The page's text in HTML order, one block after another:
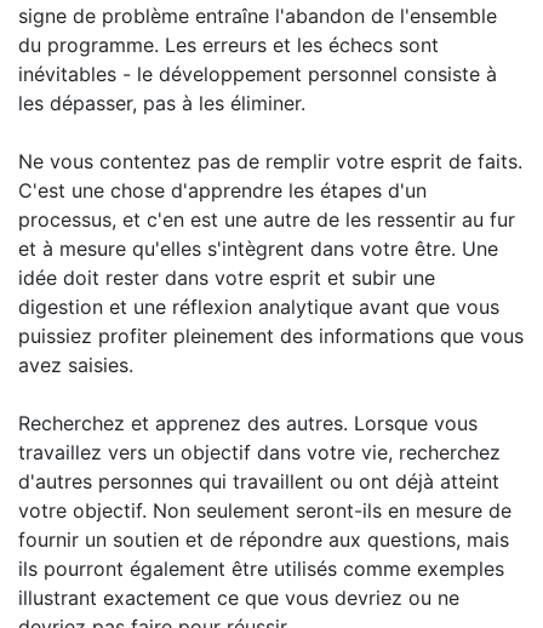
signe de problème entraîne l'abandon de l'ensemble
du programme. Les erreurs et les échecs sont
inévitables - le développement personnel consiste à
les dépasser, pas à les éliminer.
Ne vous contentez pas de remplir votre esprit de faits.
C'est une chose d'apprendre les étapes d'un
processus, et c'en est une autre de les ressentir au fur
et à mesure qu'elles s'intègrent dans votre être. Une
idée doit rester dans votre esprit et subir une
digestion et une réflexion analytique avant que vous
puissiez profiter pleinement des informations que vous
avez saisies.
Recherchez et apprenez des autres. Lorsque vous
travaillez vers un objectif dans votre vie, recherchez
d'autres personnes qui travaillent ou ont déjà atteint
votre objectif. Non seulement seront-ils en mesure de
fournir un soutien et de répondre aux questions, mais
ils pourront également être utilisés comme exemples
illustrant exactement ce que vous devriez ou ne